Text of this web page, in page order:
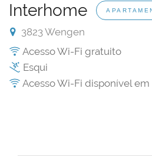
Interhome
3823 Wengen
Acesso Wi-Fi gratuito
Esqui
Acesso Wi-Fi disponível em